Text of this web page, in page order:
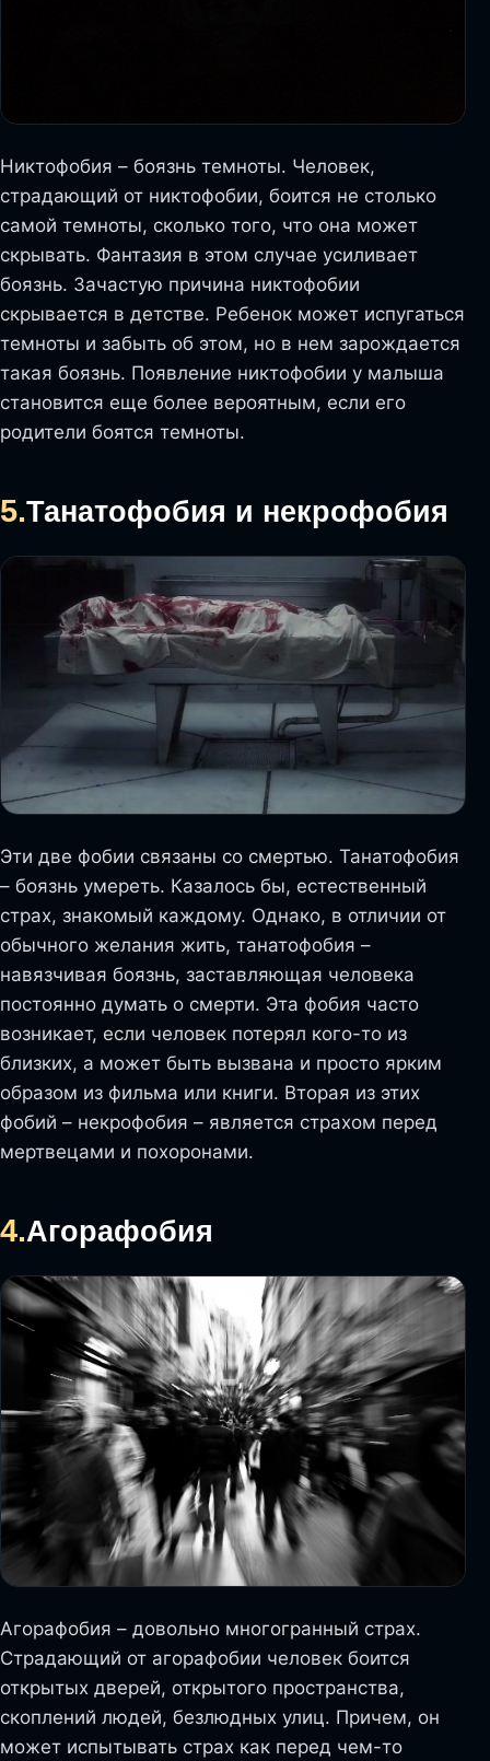
Никтофобия – боязнь темноты. Человек,
страдающий от никтофобии, боится не столько
самой темноты, сколько того, что она может
скрывать. Фантазия в этом случае усиливает
боязнь. Зачастую причина никтофобии
скрывается в детстве. Ребенок может испугаться
темноты и забыть об этом, но в нем зарождается
такая боязнь. Появление никтофобии у малыша
становится еще более вероятным, если его
родители боятся темноты.
5.Танатофобия и некрофобия
Эти две фобии связаны со смертью. Танатофобия
– боязнь умереть. Казалось бы, естественный
страх, знакомый каждому. Однако, в отличии от
обычного желания жить, танатофобия –
навязчивая боязнь, заставляющая человека
постоянно думать о смерти. Эта фобия часто
возникает, если человек потерял кого-то из
близких, а может быть вызвана и просто ярким
образом из фильма или книги. Вторая из этих
фобий – некрофобия – является страхом перед
мертвецами и похоронами.
4.Агорафобия
Агорафобия – довольно многогранный страх.
Страдающий от агорафобии человек боится
открытых дверей, открытого пространства,
скоплений людей, безлюдных улиц. Причем, он
может испытывать страх как перед чем-то